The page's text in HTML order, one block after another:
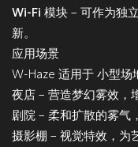
Wi-Fi 模块 – 可作为独
新。
应用场景
W-Haze 适用于 小型场
夜店 – 营造梦幻雾效，
剧院 – 柔和扩散的雾气
摄影棚 – 视觉特效，为